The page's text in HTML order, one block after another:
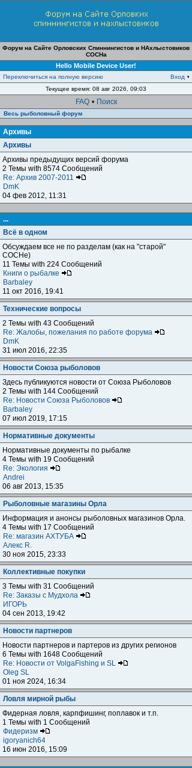
Форум на Сайте Орловских Спиннингистов и НАхлыстовиков
СОСНа
Hello Mobile Device User!
Переключиться на полную версию Вход •
Текущее время: 08 авг 2026, 09:03
FAQ • Поиск
Весь рыболовный форум
Архивы
Архивы
Архивы предыдущих версий форума
2 Темы with 8574 Сообщений
Re: Архив 2007-2011
DmK
04 фев 2012, 11:31
...
Всё в одном
Обсуждаем все не по разделам (как на "старой"
СОСНе)
11 Темы with 224 Сообщений
Книги о рыбалке
Barbaley
11 окт 2016, 19:41
Технические вопросы
2 Темы with 43 Сообщений
Re: Жалобы, пожелания по работе форума
DmK
31 июл 2016, 22:35
Новости Союза рыболовов
Здесь публикуются новости от Союза Рыболовов
2 Темы with 144 Сообщений
Re: Новости Союза Рыболовов
Barbaley
07 июл 2019, 17:15
Нормативные документы
Нормативные документы по рыбалке
4 Темы with 19 Сообщений
Re: Экология
Andrei
06 авг 2013, 15:35
Рыболовные магазины Орла
Информация и анонсы рыболовных магазинов Орла.
4 Темы with 17 Сообщений
Re: магазин АХТУБА
Алекс R.
30 ноя 2015, 23:33
Коллективные покупки
3 Темы with 31 Сообщений
Re: Заказы с Мудхола
ИГОРЬ
04 сен 2013, 19:42
Новости партнеров
Новости партнеров и партеров из других регионов
6 Темы with 1648 Сообщений
Re: Новости от VolgaFishing и SL
Oleg SL
01 ноя 2024, 16:34
Ловля мирной рыбы
Фидерная ловля, карпфишинг, поплавок и т.п.
1 Темы with 1 Сообщений
Фидеризм
igoryanich64
16 июн 2016, 15:09